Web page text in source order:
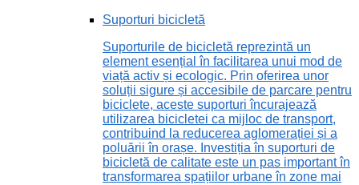
Suporturi bicicletă
Suporturile de bicicletă reprezintă un
element esențial în facilitarea unui mod de
viață activ și ecologic. Prin oferirea unor
soluții sigure și accesibile de parcare pentru
biciclete, aceste suporturi încurajează
utilizarea bicicletei ca mijloc de transport,
contribuind la reducerea aglomerației și a
poluării în orașe. Investiția în suporturi de
bicicletă de calitate este un pas important în
transformarea spațiilor urbane în zone mai